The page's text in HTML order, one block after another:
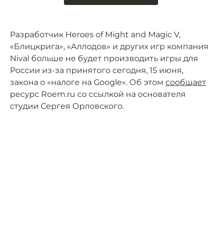
Разработчик Heroes of Might and Magic V,
«Блицкрига», «Аллодов» и других игр компания
Nival больше не будет производить игры для
России из-за принятого сегодня, 15 июня,
закона о «налоге на Google». Об этом сообщает
ресурс Roem.ru со ссылкой на основателя
студии Сергея Орловского.